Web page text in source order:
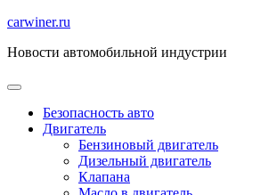
Перейти
содержимому
carwiner.ru
Новости автомобильной индустрии
Безопасность авто
Двигатель
Бензиновый двигатель
Дизельный двигатель
Клапана